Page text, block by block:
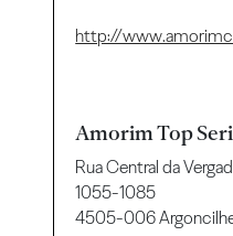
http://
Amorim Top
Rua Central da
1055-1085
4505-006